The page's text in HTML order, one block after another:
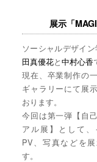
展示「
ソーシャルデザイ
田真優花と中村心香
現在、卒業制作の
ギャラリーにて展
おります。
今回は第一弾【自
アル展】として
PV、写真などを
す。